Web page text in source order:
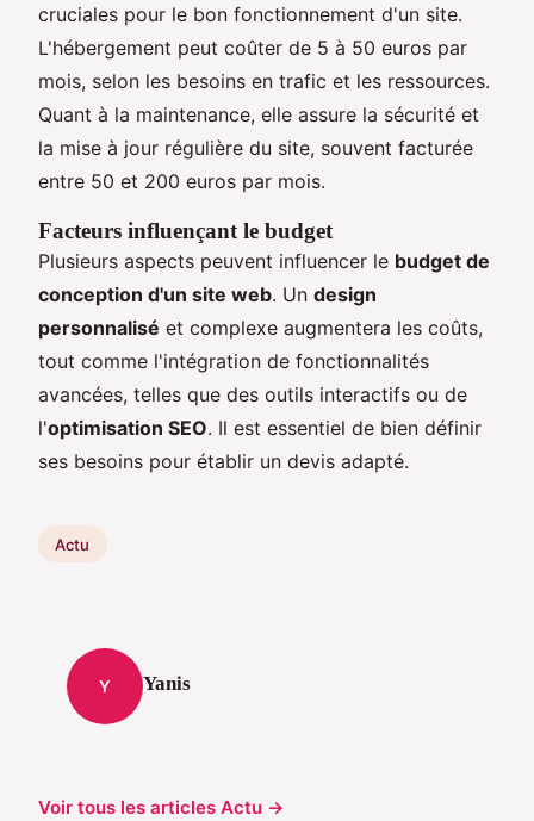
cruciales pour le bon fonctionnement d'un site.
L'hébergement peut coûter de 5 à 50 euros par
mois, selon les besoins en trafic et les ressources.
Quant à la maintenance, elle assure la sécurité et
la mise à jour régulière du site, souvent facturée
entre 50 et 200 euros par mois.
Facteurs influençant le budget
Plusieurs aspects peuvent influencer le budget de
conception d'un site web. Un design
personnalisé et complexe augmentera les coûts,
tout comme l'intégration de fonctionnalités
avancées, telles que des outils interactifs ou de
l'optimisation SEO. Il est essentiel de bien définir
ses besoins pour établir un devis adapté.
Actu
Y Yanis
Voir tous les articles Actu →